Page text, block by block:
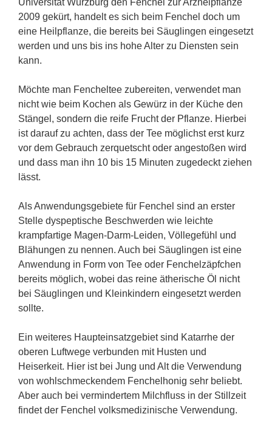
2009 gekürt, handelt es sich beim Fenchel doch um
eine Heilpflanze, die bereits bei Säuglingen eingesetzt
werden und uns bis ins hohe Alter zu Diensten sein
kann.
Möchte man Fencheltee zubereiten, verwendet man
nicht wie beim Kochen als Gewürz in der Küche den
Stängel, sondern die reife Frucht der Pflanze. Hierbei
ist darauf zu achten, dass der Tee möglichst erst kurz
vor dem Gebrauch zerquetscht oder angestoßen wird
und dass man ihn 10 bis 15 Minuten zugedeckt ziehen
lässt.
Als Anwendungsgebiete für Fenchel sind an erster
Stelle dyspeptische Beschwerden wie leichte
krampfartige Magen-Darm-Leiden, Völlegefühl und
Blähungen zu nennen. Auch bei Säuglingen ist eine
Anwendung in Form von Tee oder Fenchelzäpfchen
bereits möglich, wobei das reine ätherische Öl nicht
bei Säuglingen und Kleinkindern eingesetzt werden
sollte.
Ein weiteres Haupteinsatzgebiet sind Katarrhe der
oberen Luftwege verbunden mit Husten und
Heiserkeit. Hier ist bei Jung und Alt die Verwendung
von wohlschmeckendem Fenchelhonig sehr beliebt.
Aber auch bei vermindertem Milchfluss in der Stillzeit
findet der Fenchel volksmedizinische Verwendung.